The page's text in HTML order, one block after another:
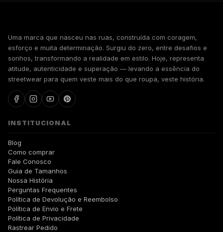
Uma marca que nasceu nas ruas, construída com coragem,
esforço e muita determinação. Surgiu do zero, entre desafios e
sonhos, transformando a realidade em estilo. Hoje, representa
atitude, autenticidade e superação — levando a essência do
streetwear para quem veste mais do que roupa, veste história.
INSTITUCIONAL
Blog
Como comprar
Fale Conosco
Guia de Tamanhos
Nossa História
Perguntas Frequentes
Política de Devolução e Reembolso
Política de Envio e Frete
Política de Privacidade
Rastrear Pedido